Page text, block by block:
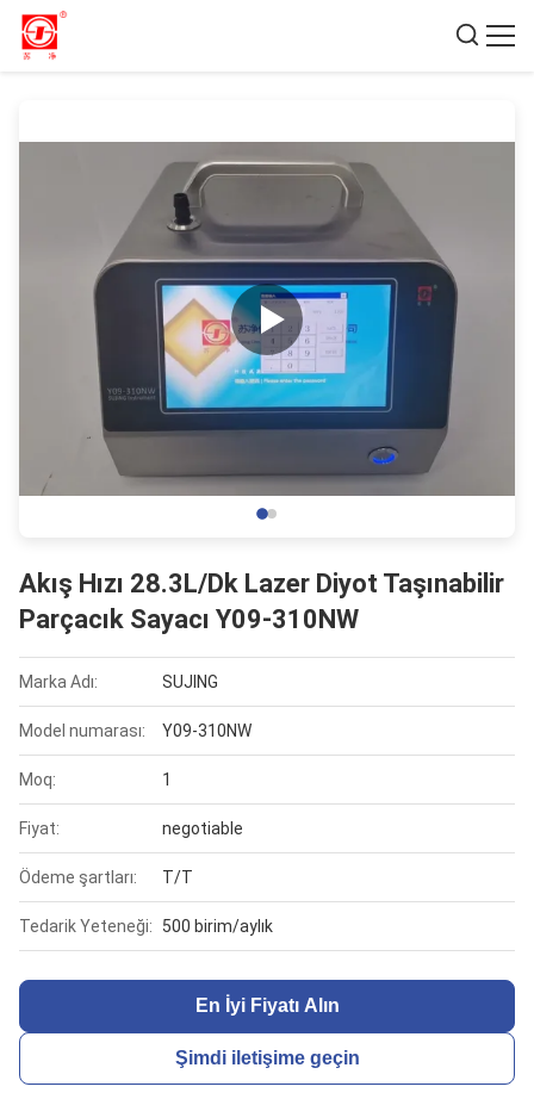
Akış Hızı 28.3L/Dk Lazer Diyot Taşınabilir
Parçacık Sayacı Y09-310NW
Marka Adı: SUJING
Model numarası: Y09-310NW
Moq: 1
Fiyat: negotiable
Ödeme şartları: T/T
Tedarik Yeteneği: 500 birim/aylık
En İyi Fiyatı Alın
Şimdi iletişime geçin